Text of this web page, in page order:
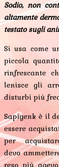
Sodio, non
altamente
testato sugli
Si usa come
piccola
rinfrescante
lenisce gli
disturbi più
Sapigenk è il
essere
per
devo
reso più